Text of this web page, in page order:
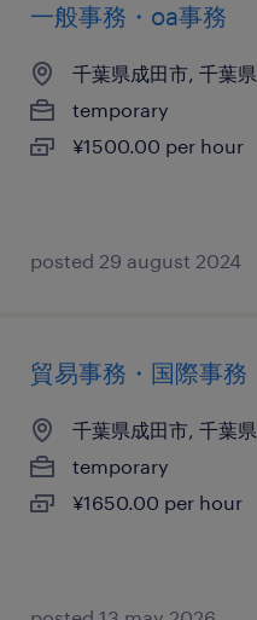
一般事務・oa事務
千葉県成田市, 千葉県
temporary
¥1500.00 per hour
posted 29 august 2024
貿易事務・国際事務
千葉県成田市, 千葉県
temporary
¥1650.00 per hour